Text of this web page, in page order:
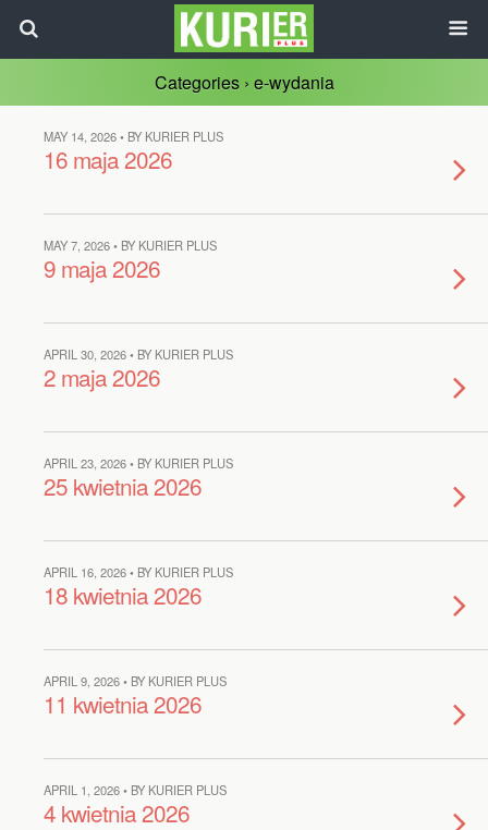
Categories › e-wydania
MAY 14, 2026 • BY KURIER PLUS
16 maja 2026
MAY 7, 2026 • BY KURIER PLUS
9 maja 2026
APRIL 30, 2026 • BY KURIER PLUS
2 maja 2026
APRIL 23, 2026 • BY KURIER PLUS
25 kwietnia 2026
APRIL 16, 2026 • BY KURIER PLUS
18 kwietnia 2026
APRIL 9, 2026 • BY KURIER PLUS
11 kwietnia 2026
APRIL 1, 2026 • BY KURIER PLUS
4 kwietnia 2026